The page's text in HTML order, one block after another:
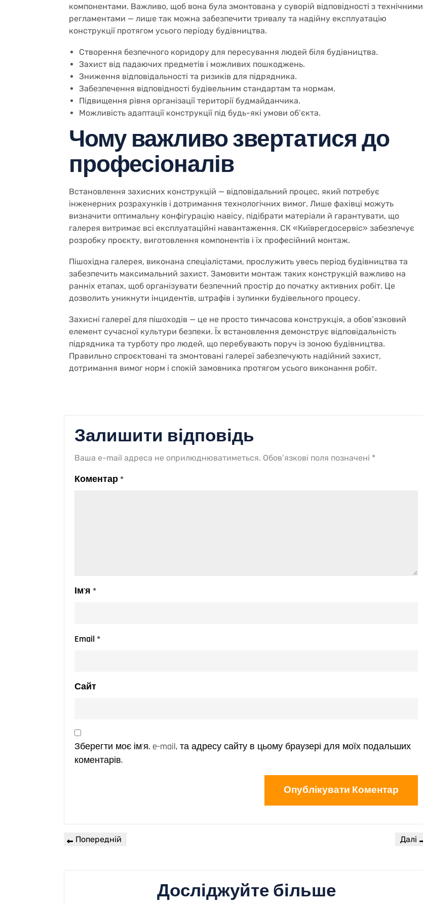
компонентами. Важливо, щоб вона була змонтована у суворій відповідності з технічними
регламентами — лише так можна забезпечити тривалу та надійну експлуатацію
конструкції протягом усього періоду будівництва.
Створення безпечного коридору для пересування людей біля будівництва.
Захист від падаючих предметів і можливих пошкоджень.
Зниження відповідальності та ризиків для підрядника.
Забезпечення відповідності будівельним стандартам та нормам.
Підвищення рівня організації території будмайданчика.
Можливість адаптації конструкції під будь-які умови об’єкта.
Чому важливо звертатися до
професіоналів
Встановлення захисних конструкцій — відповідальний процес, який потребує
інженерних розрахунків і дотримання технологічних вимог. Лише фахівці можуть
визначити оптимальну конфігурацію навісу, підібрати матеріали й гарантувати, що
галерея витримає всі експлуатаційні навантаження. СК «Київрегдосервіс» забезпечує
розробку проєкту, виготовлення компонентів і їх професійний монтаж.
Пішохідна галерея, виконана спеціалістами, прослужить увесь період будівництва та
забезпечить максимальний захист. Замовити монтаж таких конструкцій важливо на
ранніх етапах, щоб організувати безпечний простір до початку активних робіт. Це
дозволить уникнути інцидентів, штрафів і зупинки будівельного процесу.
Захисні галереї для пішоходів — це не просто тимчасова конструкція, а обов’язковий
елемент сучасної культури безпеки. Їх встановлення демонструє відповідальність
підрядника та турботу про людей, що перебувають поруч із зоною будівництва.
Правильно спроєктовані та змонтовані галереї забезпечують надійний захист,
дотримання вимог норм і спокій замовника протягом усього виконання робіт.
Залишити відповідь
Ваша e-mail адреса не оприлюднюватиметься. Обов’язкові поля позначені *
Коментар *
Ім'я *
Email *
Сайт
Зберегти моє ім'я, e-mail, та адресу сайту в цьому браузері для моїх подальших
коментарів.
Попередній Далі
Досліджуйте більше